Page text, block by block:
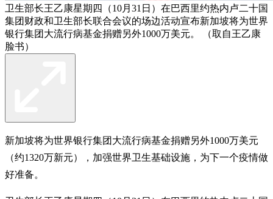
卫生部长王乙康星期四（10月31日）在巴西里约热内卢二十国
集团财政和卫生部长联合会议的场边活动宣布新加坡将为世界
银行集团大流行病基金捐赠另外1000万美元。 （取自王乙康
脸书）
新加坡将为世界银行集团大流行病基金捐赠另外1000万美元
（约1320万新元），加强世界卫生基础设施，为下一个疫情做
好准备。